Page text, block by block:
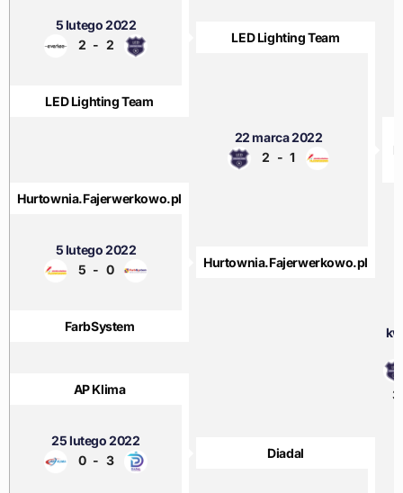
5 lutego 2022
2 - 2 LED Lighting Team
22 marca 2022
2 - 1
LED Lighting Team
Hurtownia.Fajerwerkowo.pl
3
5 lutego 2022
5 - 0 Hurtownia.Fajerwerkowo.pl
FarbSystem
AP Klima
25 lutego 2022
0 - 3 Diadal